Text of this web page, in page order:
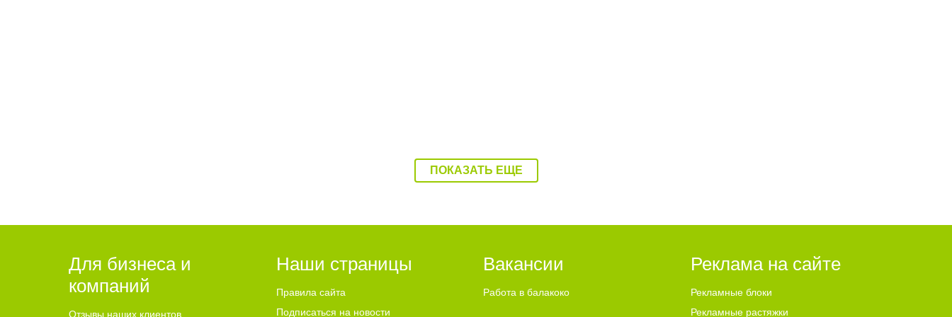
ПОКАЗАТЬ ЕЩЕ
Для бизнеса и
компаний
Отзывы наших клиентов
Наши страницы
Правила сайта
Подписаться на новости
Вакансии
Работа в балакоко
Реклама на сайте
Рекламные блоки
Рекламные растяжки